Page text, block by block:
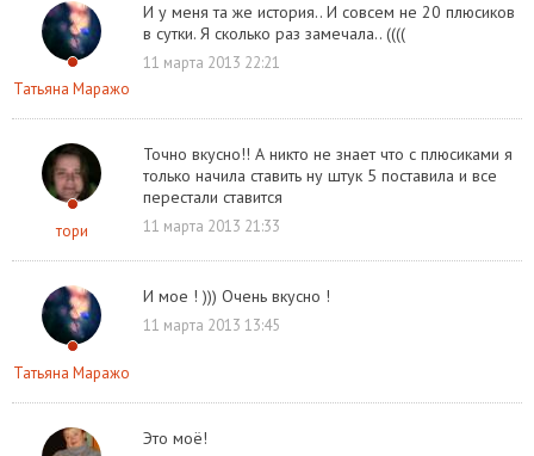
Татьяна Маражо
И у меня та же история.. И совсем не 20 плюсиков
в сутки. Я сколько раз замечала.. ((((
11 марта 2013 22:21
тори
Точно вкусно!! А никто не знает что с плюсиками я
только начила ставить ну штук 5 поставила и все
перестали ставится
11 марта 2013 21:33
Татьяна Маражо
И мое ! ))) Очень вкусно !
11 марта 2013 13:45
Это моё!